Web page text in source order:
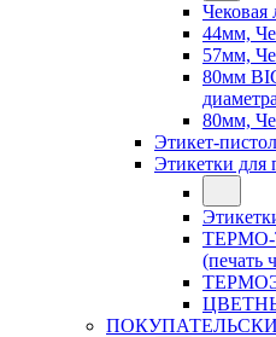
44мм,
57мм,
80мм
80мм,
Этикет-
Этикетки для
ТЕРМО-
(печать